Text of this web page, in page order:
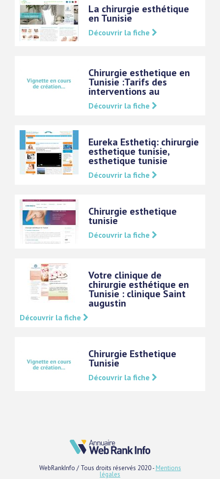
La chirurgie esthétique
en Tunisie
Découvrir la fiche
Chirurgie esthetique en
Tunisie :Tarifs des
interventions au
Découvrir la fiche
Eureka Esthetiq: chirurgie
esthetique tunisie,
esthetique tunisie
Découvrir la fiche
Chirurgie esthetique
tunisie
Découvrir la fiche
Votre clinique de
chirurgie esthétique en
Tunisie : clinique Saint
augustin
Découvrir la fiche
Chirurgie Esthetique
Tunisie
Découvrir la fiche
WebRankInfo / Tous droits réservés 2020 - Mentions
légales